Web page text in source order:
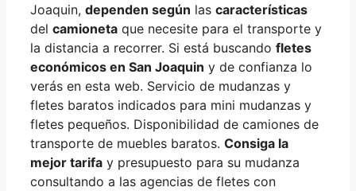
Joaquin, dependen según las características
del camioneta que necesite para el transporte y
la distancia a recorrer. Si está buscando fletes
económicos en San Joaquin y de confianza lo
verás en esta web. Servicio de mudanzas y
fletes baratos indicados para mini mudanzas y
fletes pequeños. Disponibilidad de camiones de
transporte de muebles baratos. Consiga la
mejor tarifa y presupuesto para su mudanza
consultando a las agencias de fletes con